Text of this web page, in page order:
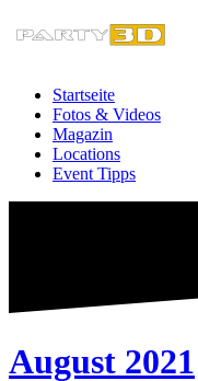
Inhalt
Startseite
Fotos & Videos
Magazin
Locations
Event Tipps
August 2021